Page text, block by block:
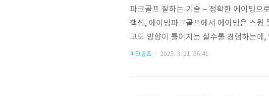
파크골프 잘하는 기술 – 정확한 에이밍으
핵심, 에이밍파크골프에서 에이밍은 스윙
고도 방향이 틀어지는 실수를 경험하는데
듯 헤드업을 하는 것 외에도 이는 대부분
파크골프 2025. 3. 21. 06:41